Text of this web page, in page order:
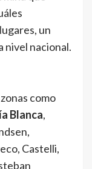
un
nivel nacional.
como
Blanca,
Castelli,